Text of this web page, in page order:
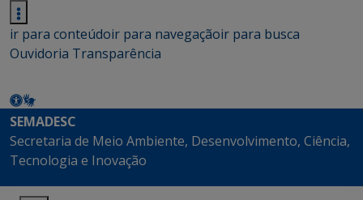
ir para conteúdoir para navegaçãoir para busca
Ouvidoria Transparência
SEMADESC
Secretaria de Meio Ambiente, Desenvolvimento, Ciência,
Tecnologia e Inovação